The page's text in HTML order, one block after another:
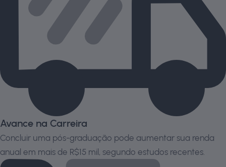
Avance na Carreira
Concluir uma pós-graduação pode aumentar sua renda
anual em mais de R$15 mil, segundo estudos recentes.